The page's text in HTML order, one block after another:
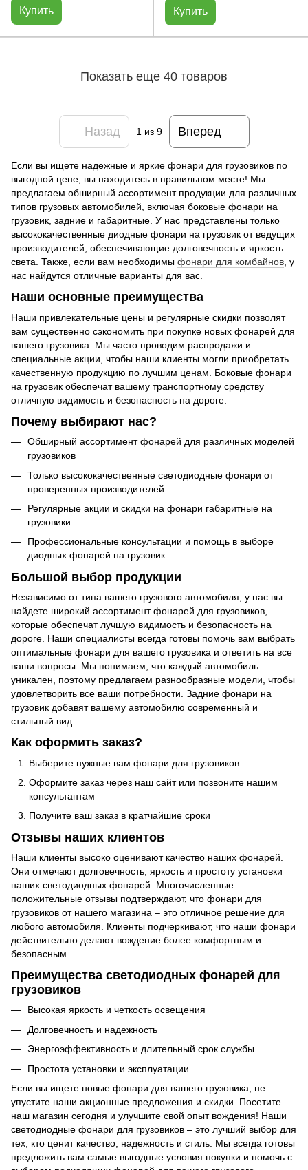
Купить Купить
Показать еще 40 товаров
Назад 1 из 9 Вперед
Если вы ищете надежные и яркие фонари для грузовиков по
выгодной цене, вы находитесь в правильном месте! Мы
предлагаем обширный ассортимент продукции для различных
типов грузовых автомобилей, включая боковые фонари на
грузовик, задние и габаритные. У нас представлены только
высококачественные диодные фонари на грузовик от ведущих
производителей, обеспечивающие долговечность и яркость
света. Также, если вам необходимы фонари для комбайнов , у
нас найдутся отличные варианты для вас.
Наши основные преимущества
Наши привлекательные цены и регулярные скидки позволят
вам существенно сэкономить при покупке новых фонарей для
вашего грузовика. Мы часто проводим распродажи и
специальные акции, чтобы наши клиенты могли приобретать
качественную продукцию по лучшим ценам. Боковые фонари
на грузовик обеспечат вашему транспортному средству
отличную видимость и безопасность на дороге.
Почему выбирают нас?
Обширный ассортимент фонарей для различных моделей
грузовиков
Только высококачественные светодиодные фонари от
проверенных производителей
Регулярные акции и скидки на фонари габаритные на
грузовики
Профессиональные консультации и помощь в выборе
диодных фонарей на грузовик
Большой выбор продукции
Независимо от типа вашего грузового автомобиля, у нас вы
найдете широкий ассортимент фонарей для грузовиков,
которые обеспечат лучшую видимость и безопасность на
дороге. Наши специалисты всегда готовы помочь вам выбрать
оптимальные фонари для вашего грузовика и ответить на все
ваши вопросы. Мы понимаем, что каждый автомобиль
уникален, поэтому предлагаем разнообразные модели, чтобы
удовлетворить все ваши потребности. Задние фонари на
грузовик добавят вашему автомобилю современный и
стильный вид.
Как оформить заказ?
Выберите нужные вам фонари для грузовиков
Оформите заказ через наш сайт или позвоните нашим
консультантам
Получите ваш заказ в кратчайшие сроки
Отзывы наших клиентов
Наши клиенты высоко оценивают качество наших фонарей.
Они отмечают долговечность, яркость и простоту установки
наших светодиодных фонарей. Многочисленные
положительные отзывы подтверждают, что фонари для
грузовиков от нашего магазина – это отличное решение для
любого автомобиля. Клиенты подчеркивают, что наши фонари
действительно делают вождение более комфортным и
безопасным.
Преимущества светодиодных фонарей для
грузовиков
Высокая яркость и четкость освещения
Долговечность и надежность
Энергоэффективность и длительный срок службы
Простота установки и эксплуатации
Если вы ищете новые фонари для вашего грузовика, не
упустите наши акционные предложения и скидки. Посетите
наш магазин сегодня и улучшите свой опыт вождения! Наши
светодиодные фонари для грузовиков – это лучший выбор для
тех, кто ценит качество, надежность и стиль. Мы всегда готовы
предложить вам самые выгодные условия покупки и помочь с